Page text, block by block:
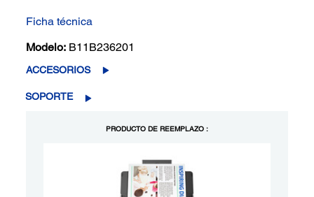
Ficha técnica
Modelo: B11B236201
ACCESORIOS
SOPORTE
PRODUCTO DE REEMPLAZO :